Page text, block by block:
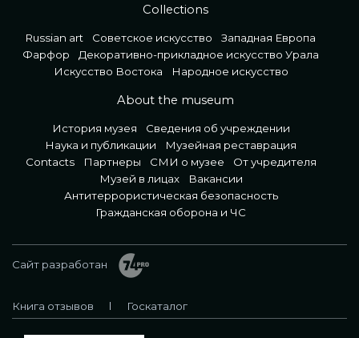
Collections
Russian art Советское искусство
Западная Европа
Фарфор
Декоративно-прикладное искусство Урала
Искусство Востока
Народное искусство
About the museum
История музея
Сведения об учреждении
Наука и публикации
Музейная реставрация
Contacts
Партнеры СМИ о музее
От учредителя
Музей в лицах
Вакансии
Антитеррористическая безопасность
Гражданская оборона и ЧС
Сайт разработан
Книга отзывов Госкаталог